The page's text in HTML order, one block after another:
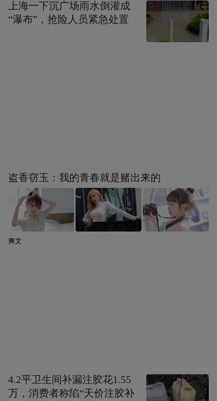
上海一下沉广场雨水倒灌成
“瀑布”，抢险人员紧急处置
盗香窃玉：我的青春就是赌出来的
爽文
4.2平卫生间补漏注胶花1.55
万，消费者称陷“天价注胶补